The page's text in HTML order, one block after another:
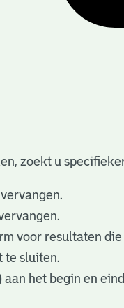
zoekt u
voor resultaten
te sluiten.
aan het begin en